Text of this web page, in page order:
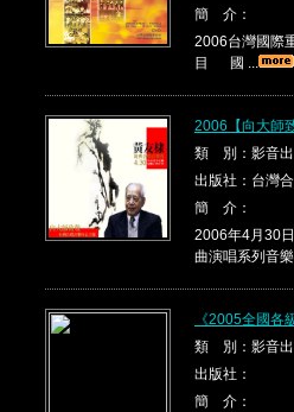
簡 介：
2006台灣國際
目 國 ...
2006【向大師
類 別：影音
出版社：台灣
簡 介：
2006年4月30
曲演唱系列音
《2005全國各
類 別：影音
出版社：
簡 介：